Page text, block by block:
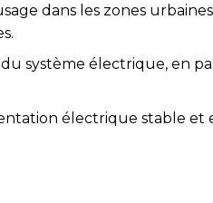
dans les zones
du système électrique, en
électrique stable et